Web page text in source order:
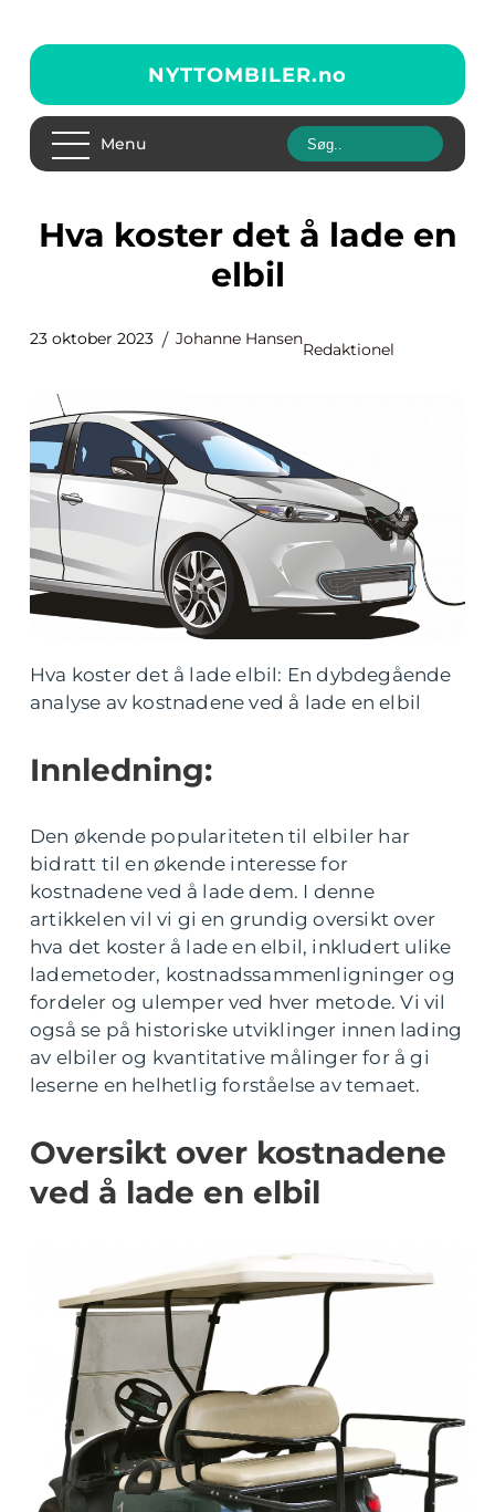
NYTTOMBILER.no
Menu
Hva koster det å lade en
elbil
23 oktober 2023 Johanne Hansen
Redaktionel
Hva koster det å lade elbil: En dybdegående
analyse av kostnadene ved å lade en elbil
Innledning:
Den økende populariteten til elbiler har
bidratt til en økende interesse for
kostnadene ved å lade dem. I denne
artikkelen vil vi gi en grundig oversikt over
hva det koster å lade en elbil, inkludert ulike
lademetoder, kostnadssammenligninger og
fordeler og ulemper ved hver metode. Vi vil
også se på historiske utviklinger innen lading
av elbiler og kvantitative målinger for å gi
leserne en helhetlig forståelse av temaet.
Oversikt over kostnadene
ved å lade en elbil